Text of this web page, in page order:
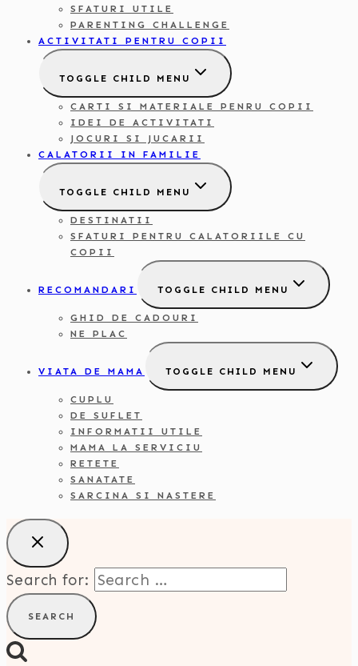
SFATURI UTILE
PARENTING CHALLENGE
ACTIVITATI PENTRU COPII
TOGGLE CHILD MENU
CARTI SI MATERIALE PENRU COPII
IDEI DE ACTIVITATI
JOCURI SI JUCARII
CALATORII IN FAMILIE
TOGGLE CHILD MENU
DESTINATII
SFATURI PENTRU CALATORIILE CU
COPII
RECOMANDARI TOGGLE CHILD MENU
GHID DE CADOURI
NE PLAC
VIATA DE MAMA TOGGLE CHILD MENU
CUPLU
DE SUFLET
INFORMATII UTILE
MAMA LA SERVICIU
RETETE
SANATATE
SARCINA SI NASTERE
Search for: